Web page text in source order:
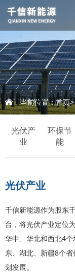
当前位置：首页
光伏产
业
环保节
能
光伏产业
千信新能源作为股东
台，将光伏产业定位
华中、华北和西北4
东、湖北、新疆8个
划发展。